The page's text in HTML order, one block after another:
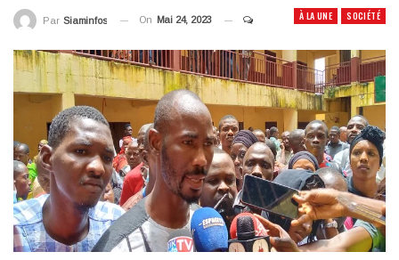
À LA UNE SOCIÉTÉ
Par Siaminfos On Mai 24, 2023